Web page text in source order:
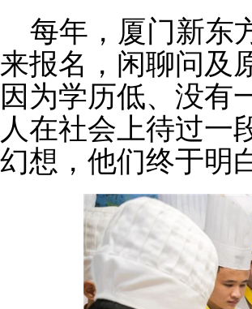
每年，厦门新东
来报名，闲聊问及
因为学历低、没有
人在社会上待过一
幻想，他们终于明